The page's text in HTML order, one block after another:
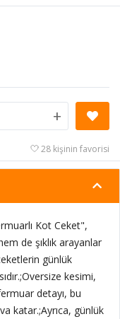
+
28 kişinin favorisi
Kot Ceket",
de şıklık arayanlar
günlük
kesimi,
detayı, bu
katar.;Ayrıca, günlük